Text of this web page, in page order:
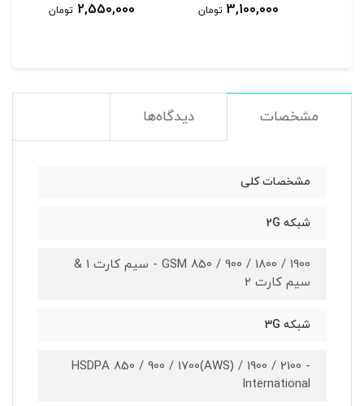
3,100,000 تومان 2,550,000 تومان
مشخصات دیدگاه‌ها
مشخصات کلی
شبکه 2G
GSM 850 / 900 / 1800 / 1900 - سیم کارت 1 &
سیم کارت 2
شبکه 3G
HSDPA 850 / 900 / 1700(AWS) / 1900 / 2100 -
International